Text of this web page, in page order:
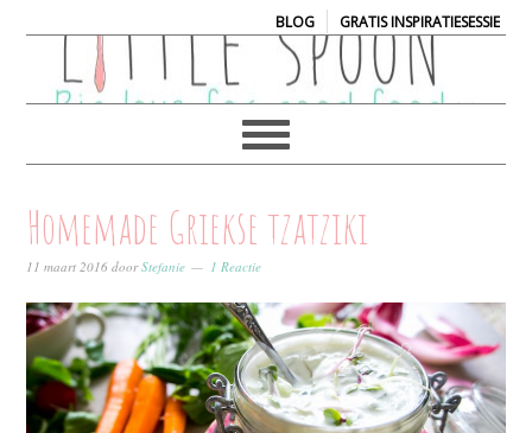
BLOG| GRATIS INSPIRATIESESSIE
Homemade Griekse tzatziki
11 maart 2016 doorStefanie 1 Reactie